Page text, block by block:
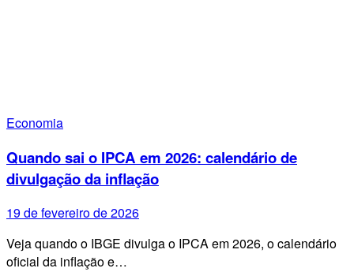
Economia
Quando sai o IPCA em 2026: calendário de
divulgação da inflação
19 de fevereiro de 2026
Veja quando o IBGE divulga o IPCA em 2026, o calendário
oficial da inflação e…